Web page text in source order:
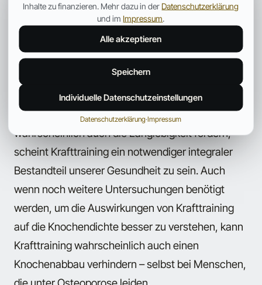
geringfügige Verbesserung. Bei der Kontrollgruppe
hatte die Knochenmineralstoffdichte minimal
abgenommen.
Da sowohl Kraft der Knochen, als auch die
Gesundheit der Knochen dabei helfen,
Verletzungen zu verhindern und darüber hinaus
wahrscheinlich auch die Langlebigkeit fördern,
scheint Krafttraining ein notwendiger integraler
Bestandteil unserer Gesundheit zu sein. Auch
wenn noch weitere Untersuchungen benötigt
werden, um die Auswirkungen von Krafttraining
auf die Knochendichte besser zu verstehen, kann
Krafttraining wahrscheinlich auch einen
Knochenabbau verhindern – selbst bei Menschen,
Inhalte zu finanzieren. Mehr dazu in der Datenschutzerklärung
und im Impressum
Alle akzeptieren
Speichern
Individuelle Datenschutzeinstellungen
Datenschutzerklärung·Impressum